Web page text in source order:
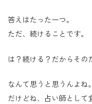
答えはたった一つ。
ただ、続けることです。
は？続ける？だからその
なんて思うと思うんよね。
だけどね、占い師として